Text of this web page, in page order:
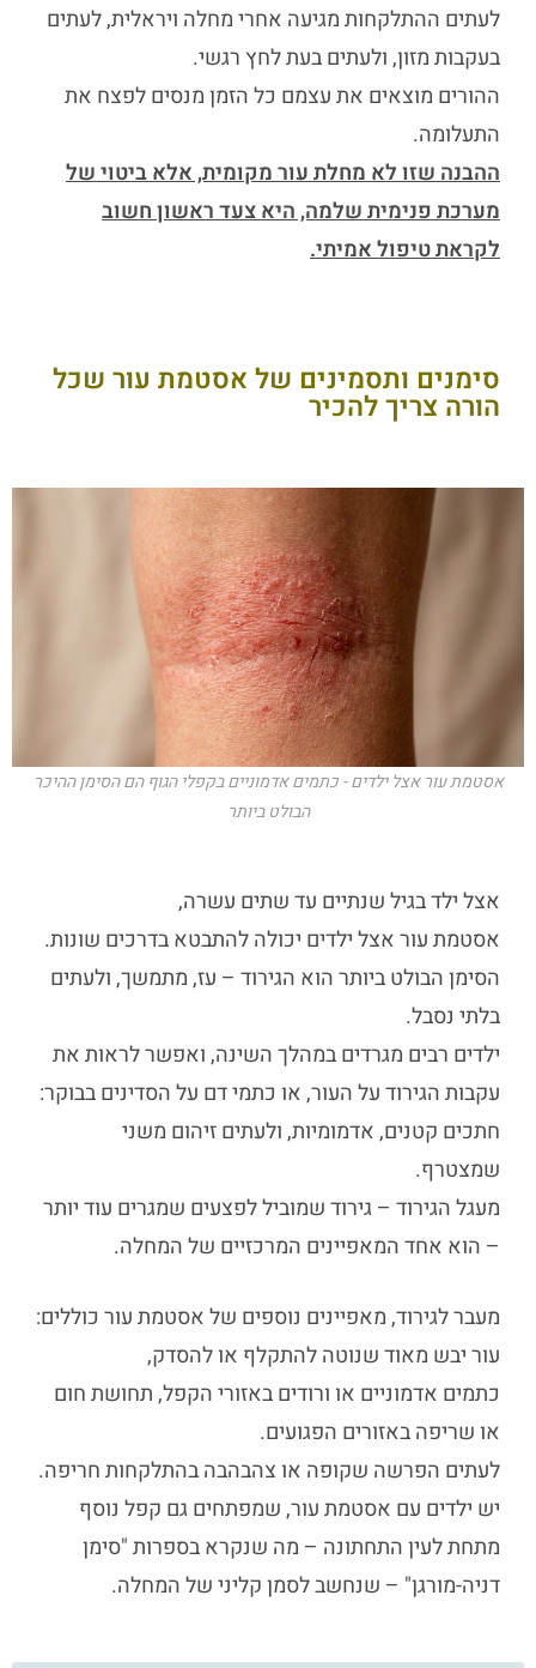
לעתים ההתלקחות מגיעה אחרי מחלה ויראלית, לעתים
בעקבות מזון, ולעתים בעת לחץ רגשי.
ההורים מוצאים את עצמם כל הזמן מנסים לפצח את
התעלומה.
ההבנה שזו לא מחלת עור מקומית, אלא ביטוי של
מערכת פנימית שלמה, היא צעד ראשון חשוב
לקראת טיפול אמיתי.
סימנים ותסמינים של אסטמת עור שכל
הורה צריך להכיר
אסטמת עור אצל ילדים - כתמים אדמוניים בקפלי הגוף הם הסימן ההיכר
הבולט ביותר
אצל ילד בגיל שנתיים עד שתים עשרה,
אסטמת עור אצל ילדים יכולה להתבטא בדרכים שונות.
הסימן הבולט ביותר הוא הגירוד – עז, מתמשך, ולעתים
בלתי נסבל.
ילדים רבים מגרדים במהלך השינה, ואפשר לראות את
עקבות הגירוד על העור, או כתמי דם על הסדינים בבוקר:
חתכים קטנים, אדמומיות, ולעתים זיהום משני
שמצטרף.
מעגל הגירוד – גירוד שמוביל לפצעים שמגרים עוד יותר
– הוא אחד המאפיינים המרכזיים של המחלה.
מעבר לגירוד, מאפיינים נוספים של אסטמת עור כוללים:
עור יבש מאוד שנוטה להתקלף או להסדק,
כתמים אדמוניים או ורודים באזורי הקפל, תחושת חום
או שריפה באזורים הפגועים.
לעתים הפרשה שקופה או צהבהבה בהתלקחות חריפה.
יש ילדים עם אסטמת עור, שמפתחים גם קפל נוסף
מתחת לעין התחתונה – מה שנקרא בספרות "סימן
דניה-מורגן" – שנחשב לסמן קליני של המחלה.